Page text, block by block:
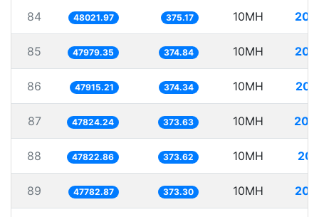
84 48021.97 375.17 10MH
85 47979.35 374.84 10MH
86 47915.21 374.34 10MH
87 47824.24 373.63 10MH
88 47822.86 373.62 10MH
89 47782.87 373.30 10MH